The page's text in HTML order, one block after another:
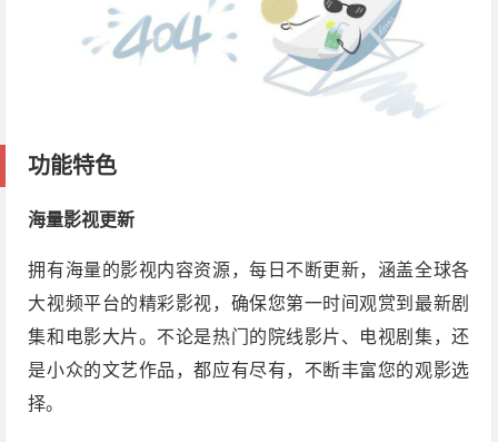
功能特色
海量影视更新
拥有海量的影视内容资源，每日不断更新，涵盖全球各
大视频平台的精彩影视，确保您第一时间观赏到最新剧
集和电影大片。不论是热门的院线影片、电视剧集，还
是小众的文艺作品，都应有尽有，不断丰富您的观影选
择。